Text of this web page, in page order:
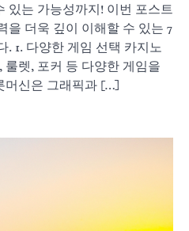
있는 가능성까지! 이번 포스트
을 더욱 깊이 이해할 수 있는 7
. 1. 다양한 게임 선택 카지노
렛, 포커 등 다양한 게임을
머신은 그래픽과 […]